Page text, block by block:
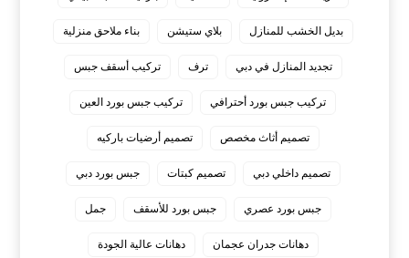
بديل الخشب للمنازل بلاي ستيشن بناء ملاحق منزلية
تجديد المنازل في دبي ترف تركيب أسقف جبس
تركيب جبس بورد أحترافي تركيب جبس بورد العين
تصميم أثاث مخصص تصميم أرضيات باركيه
تصميم داخلي دبي تصميم كبتات جبس بورد دبي
جبس بورد عصري جبس بورد للأسقف جمل
دهانات جدران عجمان دهانات عالية الجودة